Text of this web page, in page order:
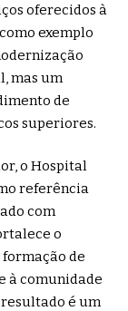
oferecidos à
exemplo
mas um
de
superiores.
o Hospital
referência
com
o
de
à comunidade
é um